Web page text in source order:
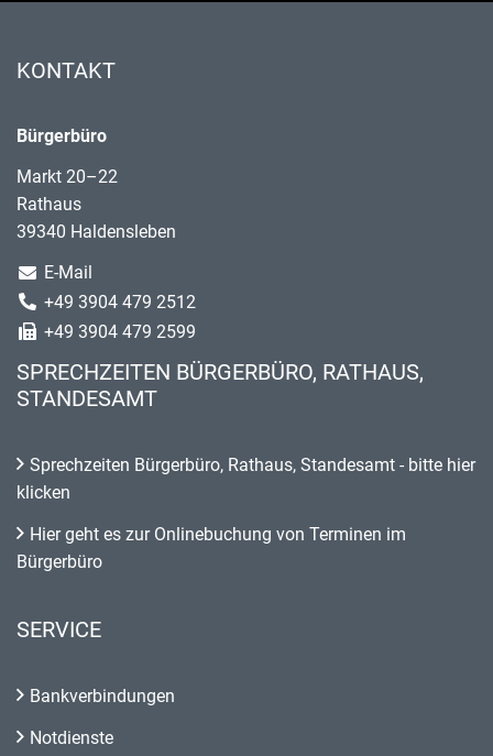
KONTAKT
Bürgerbüro
Markt 20–22
Rathaus
39340 Haldensleben
E-Mail
+49 3904 479 2512
+49 3904 479 2599
SPRECHZEITEN BÜRGERBÜRO, RATHAUS,
STANDESAMT
Sprechzeiten Bürgerbüro, Rathaus, Standesamt - bitte hier
klicken
Hier geht es zur Onlinebuchung von Terminen im
Bürgerbüro
SERVICE
Bankverbindungen
Notdienste